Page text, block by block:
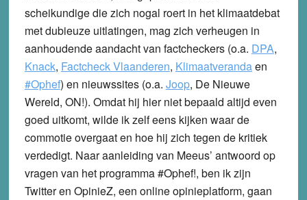
scheikundige die zich nogal roert in het klimaatdebat
met dubieuze uitlatingen, mag zich verheugen in
aanhoudende aandacht van factcheckers (o.a. DPA,
Knack, Factcheck Vlaanderen, Klimaatverandaen
#Ophef) en nieuwssites (o.a. Joop, De Nieuwe
Wereld, ON!). Omdat hij hier niet bepaald altijd even
goed uitkomt, wilde ik zelf eens kijken waar de
commotie overgaat en hoe hij zich tegen de kritiek
verdedigt. Naar aanleiding van Meeus’ antwoord op
vragen van het programma #Ophef!, ben ik zijn
Twitter en OpinieZ, een online opinieplatform, gaan